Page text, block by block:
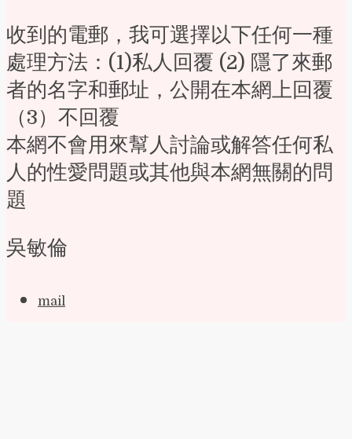
收到的電郵，我可選擇以下任何一種
處理方法：(1)私人回覆 (2) 隱了來郵
者的名字和郵址，公開在本網上回覆
（3）不回覆
本網不會用來幫人討論或解答任何私
人的性愛問題或其他與本網無關的問
題
吳敏倫
mail